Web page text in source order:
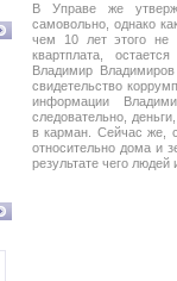
В Управе же
самовольно, однако
чем 10 лет этого не
квартплата,
Владимир
свидетельство
информации
следовательно,
в карман. Сейчас же,
относительно дома и
результате чего